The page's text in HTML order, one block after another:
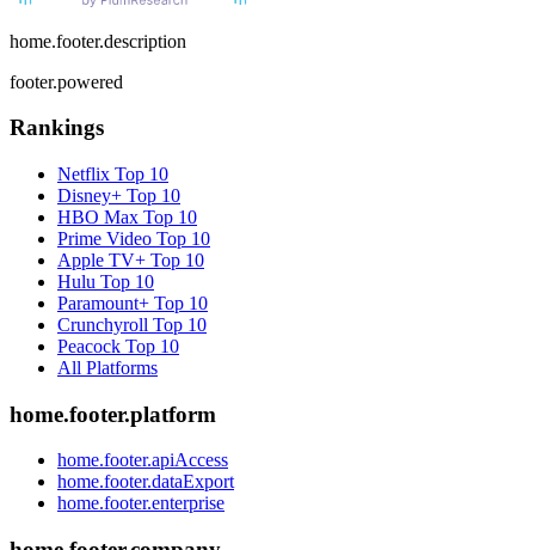
home.footer.description
footer.powered
Rankings
Netflix Top 10
Disney+ Top 10
HBO Max Top 10
Prime Video Top 10
Apple TV+ Top 10
Hulu Top 10
Paramount+ Top 10
Crunchyroll Top 10
Peacock Top 10
All Platforms
home.footer.platform
home.footer.apiAccess
home.footer.dataExport
home.footer.enterprise